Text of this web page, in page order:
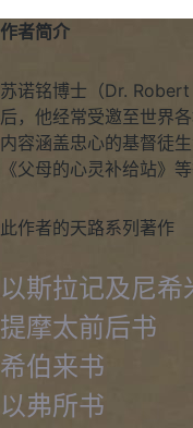
作者简介
苏诺铭博士（Dr.
后，他经常受邀至世界
内容涵盖忠心的基督徒
《父母的心灵补给站》等
此作者的天路系列著作
以斯拉记及尼希
提摩太前后书
希伯来书
以弗所书